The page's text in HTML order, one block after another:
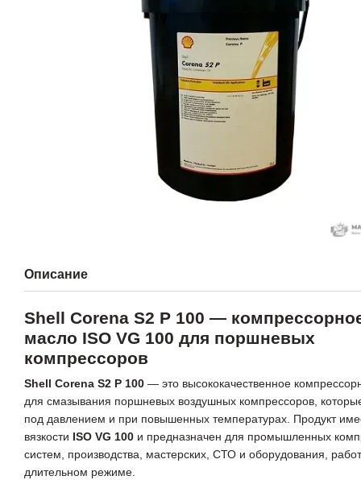
Описание
Shell Corena S2 P 100 —
масло ISO VG 100 для поршневых
компрессоров
Shell Corena S2 P 100 — это высококачественное
для смазывания поршневых воздушных компрессоров,
под давлением и при повышенных температурах. Продукт
вязкости ISO VG 100 и предназначен для промышленных
систем, производства, мастерских, СТО и оборудования,
длительном режиме.